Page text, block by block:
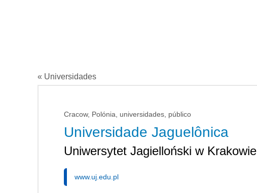
« Universidades
Cracow, Polónia, universidades, público
Universidade Jaguelônica
Uniwersytet Jagielloński w Krakowie
www.uj.edu.pl